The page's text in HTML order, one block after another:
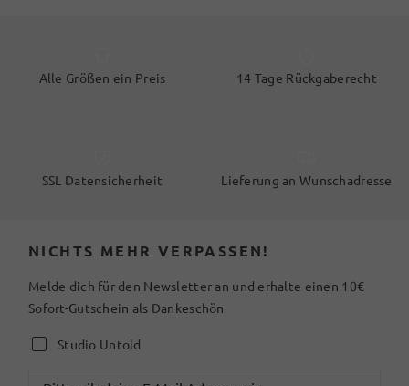
Alle Größen ein Preis 14 Tage Rückgaberecht
SSL Datensicherheit Lieferung an Wunschadresse
NICHTS MEHR VERPASSEN!
Melde dich für den Newsletter an und erhalte einen 10€
Sofort-Gutschein als Dankeschön
Studio Untold